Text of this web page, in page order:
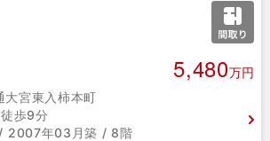
5,480万円
大宮東入柿本町
歩9分
2007年03月築 / 8階